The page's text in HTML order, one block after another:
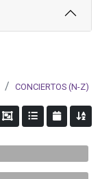
CONCIERTOS (N-Z)